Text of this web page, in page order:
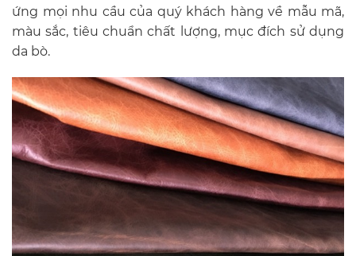
ứng mọi nhu cầu của quý khách hàng về mẫu mã,
màu sắc, tiêu chuẩn chất lượng, mục đích sử dụng
da bò.